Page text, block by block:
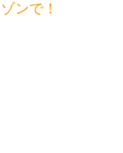
ンで！